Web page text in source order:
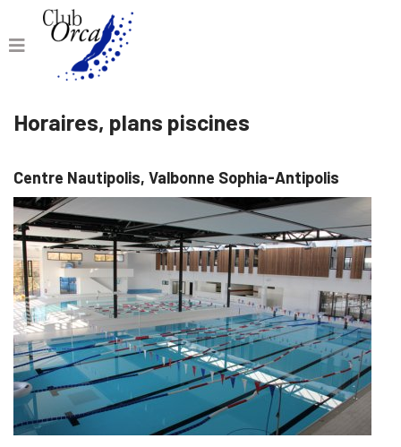
Horaires, plans piscines
Centre Nautipolis, Valbonne Sophia-Antipolis